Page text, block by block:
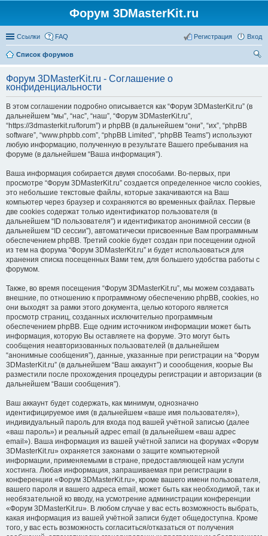
Форум 3DMasterKit.ru
Ссылки FAQ Вход
Регистрация
Список форумов
Форум 3DMasterKit.ru - Соглашение о
конфиденциальности
В этом соглашении подробно описывается как “Форум 3DMasterKit.ru” (в
дальнейшем “мы”, “нас”, “наш”, “Форум 3DMasterKit.ru”,
“https://3dmasterkit.ru/forum”) и phpBB (в дальнейшем “они”, “их”, “phpBB
software”, “www.phpbb.com”, “phpBB Limited”, “phpBB Teams”) используют
любую информацию, полученную в результате Вашего пребывания на
форуме (в дальнейшем “Ваша информация”).
Ваша информация собирается двумя способами. Во-первых, при
просмотре “Форум 3DMasterKit.ru” создается определенное число cookies,
это небольшие текстовые файлы, которые закачиваются на Ваш
компьютер через браузер и сохраняются во временных файлах. Первые
две cookies содержат только идентификатор пользователя (в
дальнейшем “ID пользователя”) и идентификатор анонимной сессии (в
дальнейшем “ID сессии”), автоматически присвоенные Вам программным
обеспечением phpBB. Третий cookie будет создан при посещении одной
из тем на форума “Форум 3DMasterKit.ru” и будет использоваться для
хранения списка посещенных Вами тем, для большего удобства работы с
форумом.
Также, во время посещения “Форум 3DMasterKit.ru”, мы можем создавать
внешние, по отношению к программному обеспечению phpBB, cookies, но
они выходят за рамки этого документа, целью которого является
просмотр страниц, созданных исключительно программным
обеспечением phpBB. Еще одним источником информации может быть
информация, которую Вы оставляете на форуме. Это могут быть
сообщения неавторизованных пользователей (в дальнейшем
“анонимные сообщения”), данные, указанные при регистрации на “Форум
3DMasterKit.ru” (в дальнейшем “Ваш аккаунт”) и соообщения, коорые Вы
разместили после прохождения процедуры регистрации и авторизации (в
дальнейшем “Ваши сообщения”).
Ваш аккаунт будет содержать, как минимум, однозначно
идентифицируемое имя (в дальнейшем «ваше имя пользователя»),
индивидуальный пароль для входа под вашей учётной записью (далее
«ваш пароль») и реальный адрес email (в дальнейшем «ваш адрес
email»). Ваша информация из вашей учётной записи на форумах «Форум
3DMasterKit.ru» охраняется законами о защите компьютерной
информации, применяемыми в стране, предоставляющей нам услуги
хостинга. Любая информация, запрашиваемая при регистрации в
конференции «Форум 3DMasterKit.ru», кроме вашего имени пользователя,
вашего пароля и вашего адреса email, может быть как необходимой, так и
необязательной ко вводу, на усмотрение администрации конференции
«Форум 3DMasterKit.ru». В любом случае у вас есть возможность выбрать,
какая информация из вашей учётной записи будет общедоступна. Кроме
того, у вас есть возможность согласиться/отказаться от получения